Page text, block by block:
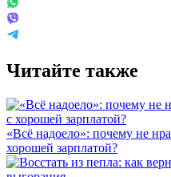
Читайте также
«Всё надоело»: почему не
хорошей зарплатой?